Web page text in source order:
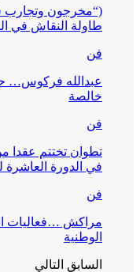
(“مخرجون وتجارب
طاولة النقاش في
فن
عبدالله فركوس…
خالصة
فن
تطوان تختتم عقدا
في الدورة
فن
مراكش …فعاليات
الوطنية
السابق التالي